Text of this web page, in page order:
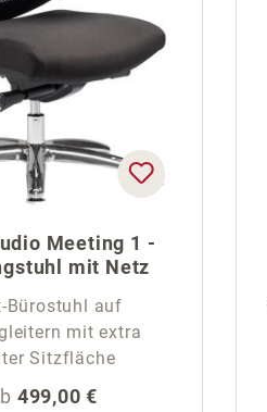
Meeting 1 -
mit Netz
Bürostuhl auf
mit extra
Sitzfläche
Preis:
499,00 €